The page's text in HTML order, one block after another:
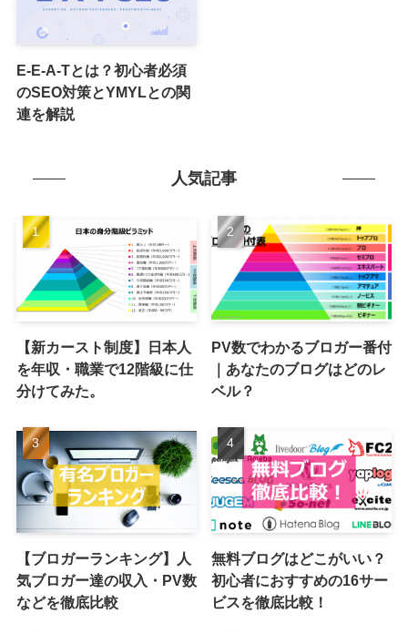
E-E-A-Tとは？初心者必須
のSEO対策とYMYLとの関
連を解説
人気記事
【新カースト制度】日本人
を年収・職業で12階級に仕
分けてみた。
PV数でわかるブロガー番付
｜あなたのブログはどのレ
ベル？
【ブロガーランキング】人
気ブロガー達の収入・PV数
などを徹底比較
無料ブログはどこがいい？
初心者におすすめの16サー
ビスを徹底比較！